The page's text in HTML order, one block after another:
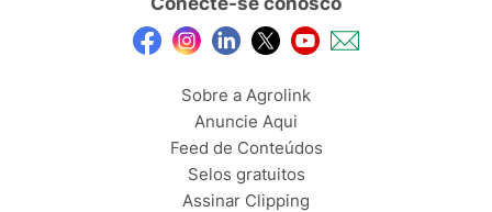
Sobre a Agrolink
Anuncie Aqui
Feed de Conteúdos
Selos gratuitos
Assinar Clipping